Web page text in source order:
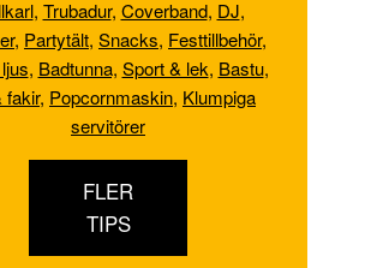
, Trubadur, Coverband, DJ,
, Partytält, Snacks, Festtillbehör,
, Badtunna, Sport & lek, Bastu,
fakir, Popcornmaskin, Klumpiga
servitörer
FLER
TIPS